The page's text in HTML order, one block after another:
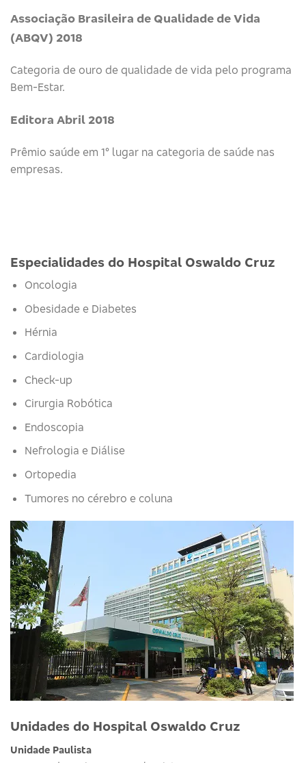
Associação Brasileira de Qualidade de Vida
(ABQV) 2018
Categoria de ouro de qualidade de vida pelo programa
Bem-Estar.
Editora Abril 2018
Prêmio saúde em 1° lugar na categoria de saúde nas
empresas.
Especialidades do Hospital Oswaldo Cruz
Oncologia
Obesidade e Diabetes
Hérnia
Cardiologia
Check-up
Cirurgia Robótica
Endoscopia
Nefrologia e Diálise
Ortopedia
Tumores no cérebro e coluna
Unidades do Hospital Oswaldo Cruz
Unidade Paulista